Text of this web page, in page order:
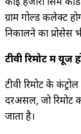
ग्राम गोल्ड कलेक्ट
निकालने का प्रोसेस
टीवी रिमोट में यूज
टीवी रिमोट के
दरअसल, जो रिमोट
जाता है।